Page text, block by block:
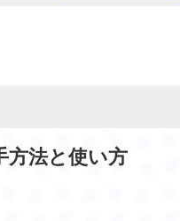
方法と使い方